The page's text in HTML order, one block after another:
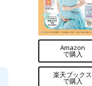
Amazon
で購入
楽天ブックス
で購入